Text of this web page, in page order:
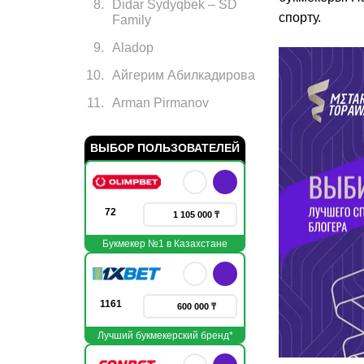
спорту.
8.
Didar Sydyqbek – SD
Family
9.
Aladop
10.
Айгерим Абилкадирова
11 . Arman Pirmanov
ВЫБОР ПОЛЬЗОВАТЕЛЕЙ
72 1 105 000 ₸
Букмекер №1 в Казахстане
1161 600 000 ₸
Лучший букмекерский бренд*